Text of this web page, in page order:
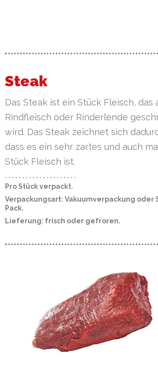
Steak
Das Steak ist ein Stück Fleisch, das
Rindfleisch oder Rinderlende
wird. Das Steak zeichnet sich
dass es ein sehr zartes und auch
Stück Fleisch ist.
· · · · · · · · · · · · · · · · · · · · ·
Pro Stück verpackt.
Verpackungsart: Vakuumverpackung oder
Pack.
Lieferung: frisch oder gefroren.